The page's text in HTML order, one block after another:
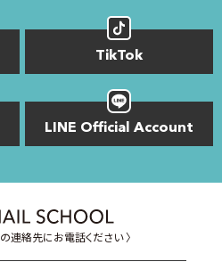
TikTok
LINE Official Account
連絡先にお電話ください 〉